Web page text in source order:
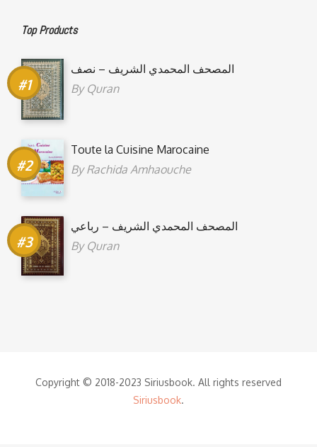
Top Products
المصحف المحمدي الشريف – نصف
By Quran
Toute la Cuisine Marocaine
ByRachida Amhaouche
المصحف المحمدي الشريف – رباعي
By Quran
Copyright © 2018-2023 Siriusbook. All rights reserved
Siriusbook.